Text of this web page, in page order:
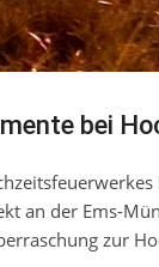
bei
an der Ems-
zur